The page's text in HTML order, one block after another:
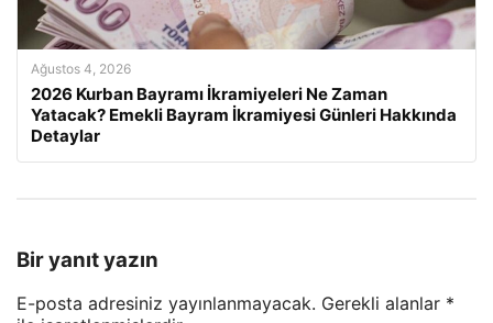
Ağustos 4, 2026
2026 Kurban Bayramı İkramiyeleri Ne Zaman
Yatacak? Emekli Bayram İkramiyesi Günleri Hakkında
Detaylar
Bir yanıt yazın
E-posta adresiniz yayınlanmayacak. Gerekli alanlar *